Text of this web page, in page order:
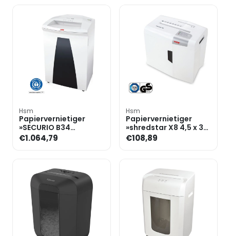
Hsm
Papiervernietiger
»SECURIO B34
4,5x30mm« snijdt
snippers tot 21 bladen
€1.064,79
Hsm
Papiervernietiger
»shredstar X8 4,5 x 30
mm« snijdt snippers
tot 8 bladen
€108,89